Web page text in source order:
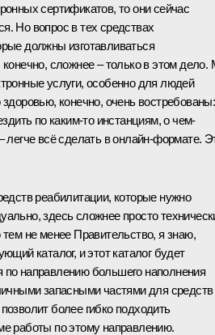
сертификатов, то они сейчас
Но вопрос в тех средствах
должны изготавливаться
конечно, сложнее – только в этом
услуги, особенно для людей
здоровью, конечно, очень востребованы:
по каким-то инстанциям, о чем-
легче всё сделать в онлайн-формате.
реабилитации, которые нужно
здесь сложнее просто
тем не менее Правительство, я знаю,
каталог, и этот каталог будет
по направлению большего наполнения
запасными частями для средств
более гибко подходить
работы по этому направлению.